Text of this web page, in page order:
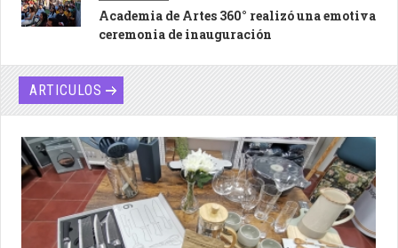
Academia de Artes 360° realizó una emotiva
ceremonia de inauguración
ARTICULOS